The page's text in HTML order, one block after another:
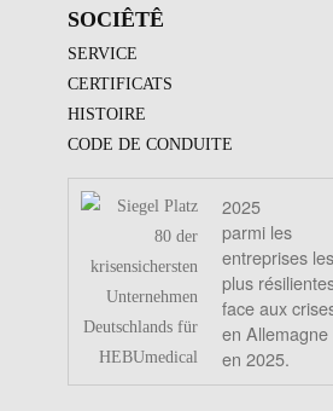
SOCIÊTÊ
SERVICE
CERTIFICATS
HISTOIRE
CODE DE CONDUITE
2025
parmi les
entreprises les
plus
face aux
en Allemagne
en 2025.